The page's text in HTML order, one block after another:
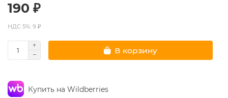
190 ₽
НДС 5%: 9 ₽
В корзину
Купить на Wildberries